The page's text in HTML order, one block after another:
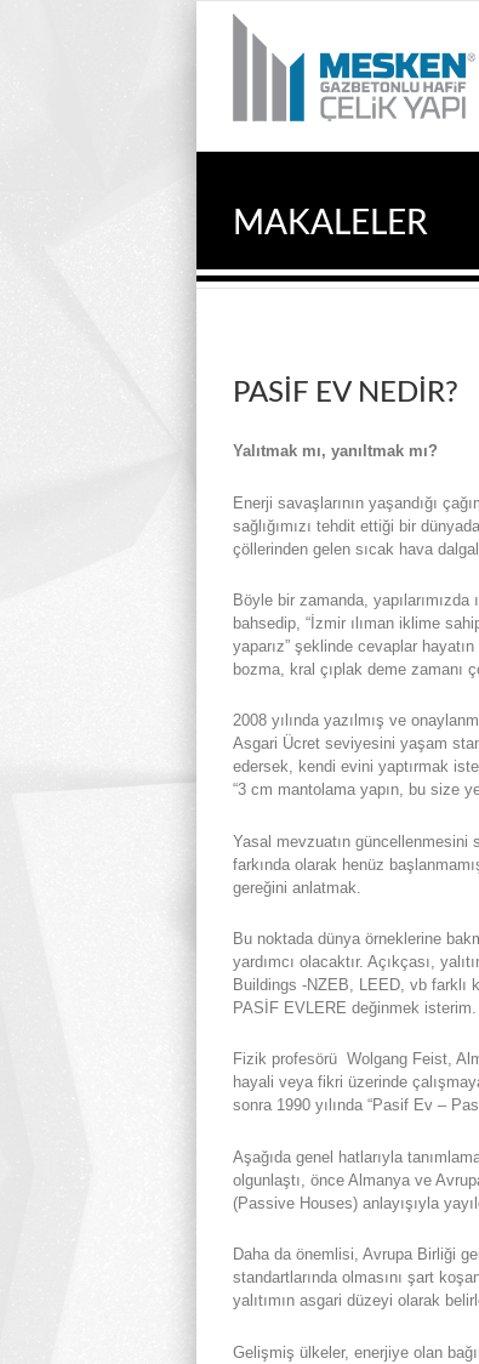
MAKALELER
PASIF EV NEDIR?
Yalıtmak mı, yanıltmak mı?
Enerji savaşlarının yaşandığı
sağlığımızı tehdit ettiği bir
çöllerinden gelen sıcak hava
Böyle bir zamanda, yapılarımızda
bahsedip, “İzmir ılıman iklime
yaparız” şeklinde cevaplar
bozma, kral çıplak deme zamanı
2008 yılında yazılmış ve
Asgari Ücret seviyesini yaşam
edersek, kendi evini yaptırmak
“3 cm mantolama yapın, bu size
Yasal mevzuatın güncellenmesini
farkında olarak henüz
gereğini anlatmak.
Bu noktada dünya örneklerine
yardımcı olacaktır. Açıkçası,
Buildings -NZEB, LEED, vb farklı
PASİF EVLERE değinmek isterim.
Fizik profesörü Wolgang Feist,
hayali veya fikri üzerinde
sonra 1990 yılında “Pasif Ev –
Aşağıda genel hatlarıyla
olgunlaştı, önce Almanya ve
(Passive Houses) anlayışıyla
Daha da önemlisi, Avrupa Birliği
standartlarında olmasını şart
yalıtımın asgari düzeyi olarak
Gelişmiş ülkeler, enerjiye olan